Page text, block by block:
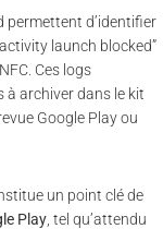
permettent d’identifier
launch blocked”
Ces logs
à archiver dans le kit
Google Play ou
un point clé de
Play , tel qu’attendu